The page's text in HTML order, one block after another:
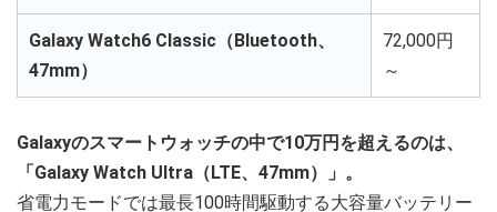
Galaxy Watch6 Classic（Bluetooth、
47mm）
72,000円
～
Galaxyのスマートウォッチの中で10万円を超えるのは、
「Galaxy Watch Ultra（LTE、47mm）」。
省電力モードでは最長100時間駆動する大容量バッテリー